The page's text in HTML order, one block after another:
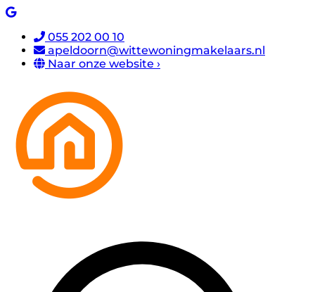
055 202 00 10
apeldoorn@wittewoningmakelaars.nl
Naar onze website ›